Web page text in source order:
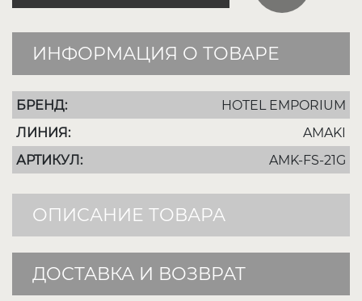
ИНФОРМАЦИЯ О ТОВАРЕ
БРЕНД:
HOTEL EMPORIUM
ЛИНИЯ:
AMAKI
АРТИКУЛ:
AMK-FS-21G
ОПИСАНИЕ ТОВАРА
ДОСТАВКА И ВОЗВРАТ